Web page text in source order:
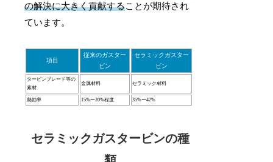
の解決に大きく貢献することが期待され
ています。
項目
従来のガスター
ビン
セラミックガスター
ビン
タービンブレード等の
素材
金属材料 セラミック材料
熱効率 15%〜20%程度 35%〜42%
セラミックガスタービンの種